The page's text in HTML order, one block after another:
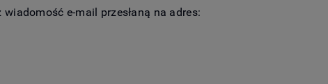
wiadomość e-mail przesłaną na adres: